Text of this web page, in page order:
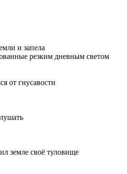
и запела
резким дневным светом
от гнусавости
земле своё туловище